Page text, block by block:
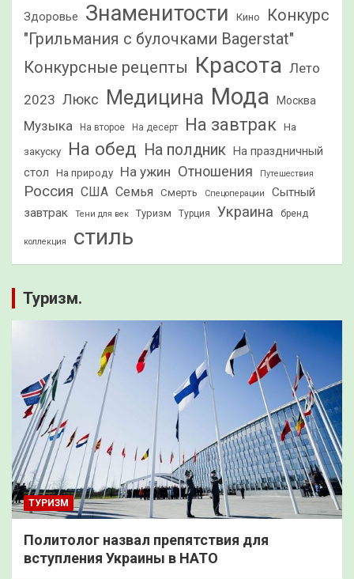
Здоровье Знаменитости Кино
Конкурс
"Грильмания с булочками Bagerstat"
Конкурсные рецепты Красота Лето
2023 Люкс Медицина Мода Москва
Музыка На второе На десерт На завтрак На
закуску На обед На полдник
На праздничный
стол
На природу На ужин Отношения Путешествия
Россия США Семья Смерть Спецоперации
Сытный
завтрак
Тени для век Туризм Турция Украина бренд
коллекция стиль
Туризм.
ТУРИЗМ
Политолог назвал препятствия для
вступления Украины в НАТО